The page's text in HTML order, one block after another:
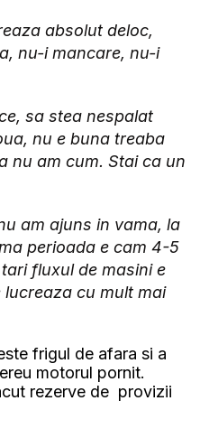
absolut deloc,
nu-i mancare, nu-i
sa stea nespalat
nu e buna treaba
nu am cum. Stai ca un
am ajuns in vama, la
perioada e cam 4-5
fluxul de masini e
cu mult mai
frigul de afara si a
motorul pornit.
rezerve de provizii